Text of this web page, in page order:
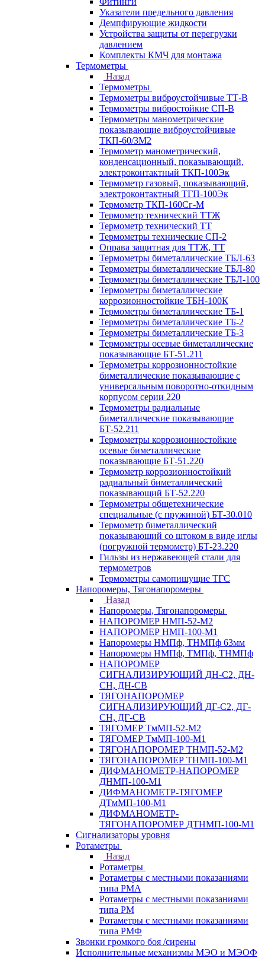
Указатели предельного давления
Демпфирующие жидкости
Устройства защиты от перегрузки
давлением
Комплекты КМЧ для монтажа
Термометры
Назад
Термометры
Термометры виброустойчивые ТТ-В
Термометры вибростойкие СП-В
Термометры манометрические
показывающие виброустойчивые
ТКП-60/3М2
Термометр манометрический,
конденсационный, показывающий,
электроконтактный ТКП-100Эк
Термометр газовый, показывающий,
электроконтактный ТГП-100Эк
Термометр ТКП-160Сг-М
Термометр технический ТТЖ
Термометр технический ТТ
Термометры технические СП-2
Оправа защитная для ТТЖ, ТТ
Термометры биметаллические ТБЛ-63
Термометры биметаллические ТБЛ-80
Термометры биметаллические ТБЛ-100
Термометры биметаллические
коррозионностойкие ТБН-100К
Термометры биметаллические ТБ-1
Термометры биметаллические ТБ-2
Термометры биметаллические ТБ-3
Термометры осевые биметаллические
показывающие БТ-51.211
Термометры коррозионностойкие
биметаллические показывающие с
универсальным поворотно-откидным
корпусом серии 220
Термометры радиальные
биметаллические показывающие
БТ-52.211
Термометры коррозионностойкие
осевые биметаллические
показывающие БТ-51.220
Термометр коррозионностойкий
радиальный биметаллический
показывающий БТ-52.220
Термометры общетехнические
специальные (с пружиной) БТ-30.010
Термометр биметаллический
показывающий со штоком в виде иглы
(погружной термометр) БТ-23.220
Гильзы из нержавеющей стали для
термометров
Термометры самопишущие ТГС
Напоромеры, Тягонапоромеры
Назад
Напоромеры, Тягонапоромеры
НАПОРОМЕР НМП-52-М2
НАПОРОМЕР НМП-100-М1
Напоромеры НМПф, ТНМПф 63мм
Напоромеры НМПф, ТМПф, ТНМПф
НАПОРОМЕР
СИГНАЛИЗИРУЮЩИЙ ДН-С2, ДН-
СН, ДН-СВ
ТЯГОНАПОРОМЕР
СИГНАЛИЗИРУЮЩИЙ ДГ-С2, ДГ-
СН, ДГ-СВ
ТЯГОМЕР ТмМП-52-М2
ТЯГОМЕР ТмМП-100-М1
ТЯГОНАПОРОМЕР ТНМП-52-М2
ТЯГОНАПОРОМЕР ТНМП-100-М1
ДИФМАНОМЕТР-НАПОРОМЕР
ДНМП-100-М1
ДИФМАНОМЕТР-ТЯГОМЕР
ДТмМП-100-М1
ДИФМАНОМЕТР-
ТЯГОНАПОРОМЕР ДТНМП-100-М1
Сигнализаторы уровня
Ротаметры
Назад
Ротаметры
Ротаметры с местными показаниями
типа РМА
Ротаметры с местными показаниями
типа РМ
Ротаметры с местными показаниями
типа РМФ
Звонки громкого боя /сирены
Исполнительные механизмы МЭО и МЭОФ